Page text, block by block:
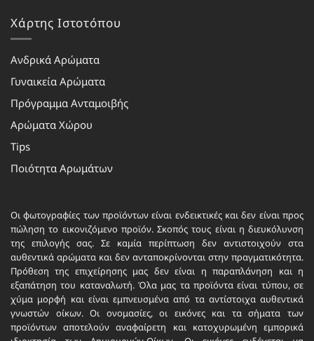
Χάρτης Ιστοτόπου
Ανδρικά Αρώματα
Γυναικεία Αρώματα
Πρόγραμμα Ανταμοιβής
Αρώματα Χώρου
Tips
Ποιότητα Αρωμάτων
Οι φωτογραφίες των προϊόντων είναι ενδεικτικές και δεν είναι προς
πώληση το εικονιζόμενο προϊόν. Σκοπός τους είναι η διευκόλυνση
της επιλογής σας. Σε καμία περίπτωση δεν αντιστοιχούν στα
αυθεντικά αρώματα και δεν ανταποκρίνονται στην πραγματικότητα.
Πρόθεση της επιχείρησης μας δεν είναι η παραπλάνηση και η
εξαπάτηση του καταναλωτή. Όλα μας τα προϊόντα είναι τύπου, σε
χύμα μορφή και είναι εμπνευσμένα από τα αντίστοιχα αυθεντικά
γνωστών οίκων. Οι ονομασίες, οι εικόνες και τα σήματα των
προϊόντων αποτελούν αναφαίρετη και κατοχυρωμένη εμπορικά